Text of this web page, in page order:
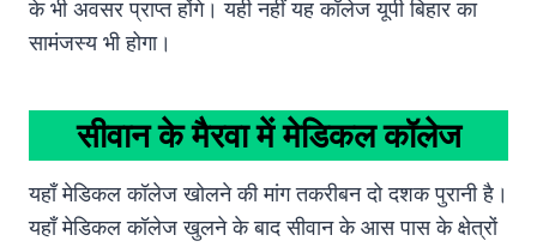
के भी अवसर प्राप्त होंगे। यही नहीं यह काॅलेज यूपी बिहार का
सामंजस्य भी होगा।
सीवान के मैरवा में मेडिकल कॉलेज
यहाँ मेडिकल कॉलेज खोलने की मांग तकरीबन दो दशक पुरानी है।
यहाँ मेडिकल कॉलेज खुलने के बाद सीवान के आस पास के क्षेत्रों